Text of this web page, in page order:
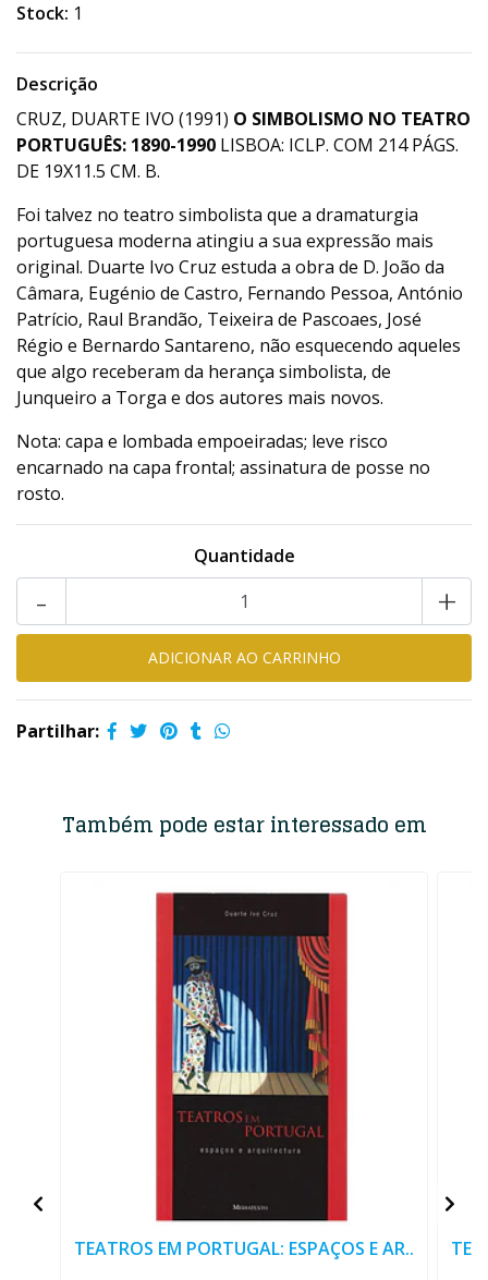
Stock: 1
Descrição
CRUZ, DUARTE IVO (1991) O SIMBOLISMO NO TEATRO
PORTUGUÊS: 1890-1990 LISBOA: ICLP. COM 214 PÁGS.
DE 19X11.5 CM. B.
Foi talvez no teatro simbolista que a dramaturgia
portuguesa moderna atingiu a sua expressão mais
original. Duarte Ivo Cruz estuda a obra de D. João da
Câmara, Eugénio de Castro, Fernando Pessoa, António
Patrício, Raul Brandão, Teixeira de Pascoaes, José
Régio e Bernardo Santareno, não esquecendo aqueles
que algo receberam da herança simbolista, de
Junqueiro a Torga e dos autores mais novos.
Nota: capa e lombada empoeiradas; leve risco
encarnado na capa frontal; assinatura de posse no
rosto.
Quantidade
+
-
Partilhar:
Também pode estar interessado em
TEATROS EM PORTUGAL: ESPAÇOS E AR..